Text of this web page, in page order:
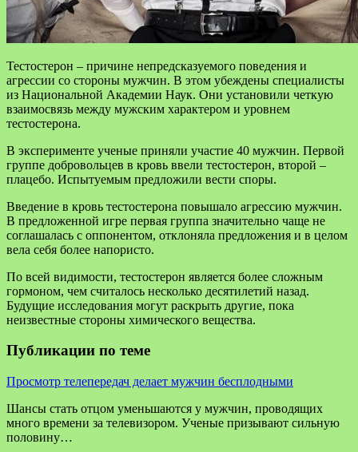
Тестостерон – причине непредсказуемого поведения и
агрессии со стороны мужчин. В этом убеждены специалисты
из Национальной Академии Наук. Они установили четкую
взаимосвязь между мужским характером и уровнем
тестостерона.
В эксперименте ученые приняли участие 40 мужчин. Первой
группе добровольцев в кровь ввели тестостерон, второй –
плацебо. Испытуемым предложили вести споры.
Введение в кровь тестостерона повышало агрессию мужчин.
В предложенной игре первая группа значительно чаще не
соглашалась с оппонентом, отклоняла предложения и в целом
вела себя более напористо.
По всей видимости, тестостерон является более сложным
гормоном, чем считалось несколько десятилетий назад.
Будущие исследования могут раскрыть другие, пока
неизвестные стороны химического вещества.
Публикации по теме
Просмотр телепередач делает мужчин бесплодными
Шансы стать отцом уменьшаются у мужчин, проводящих
много времени за телевизором. Ученые призывают сильную
половину…